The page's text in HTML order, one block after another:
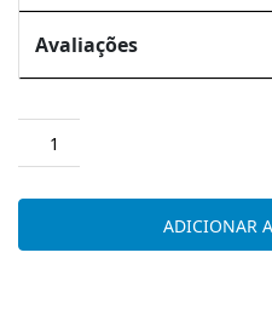
Avaliações
ESTAR
ADICIONAR